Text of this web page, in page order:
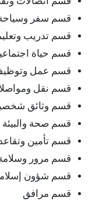
قسم سفر
قسم تدريب
قسم حياة
قسم عمل
قسم نقل
قسم وثائق
قسم صحة والبيئة
قسم تأمين
قسم مرور
قسم شؤون
قسم مرافق